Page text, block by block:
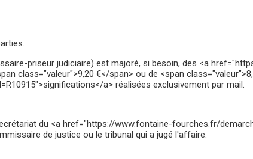
priseur judiciaire) est majoré, si besoin, des <a
class="valeur">9,20 €</span> ou de <span
a> réalisées exclusivement par mail.
du <a href="https://www.fontaine-fourches.fr/
de justice ou le tribunal qui a jugé l'affaire.